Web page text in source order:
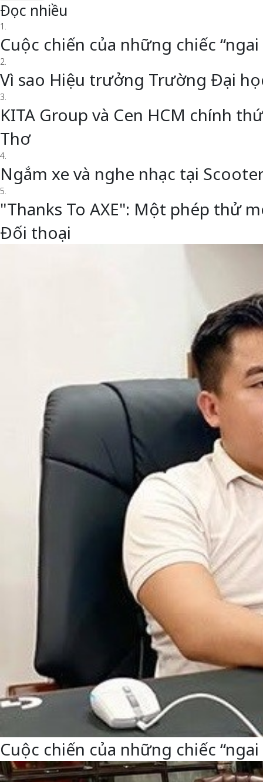
Đọc nhiều
1.
Cuộc chiến của những chiếc
2.
Vì sao Hiệu trưởng Trường Đại
3.
KITA Group và Cen HCM chính
Thơ
4.
Ngắm xe và nghe nhạc tại
5.
"Thanks To AXE": Một phép thử
Đối thoại
Cuộc chiến của những chiếc